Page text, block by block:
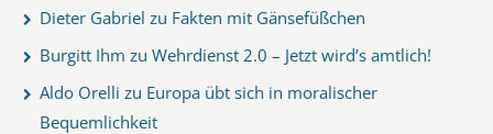
Dieter Gabriel zu Fakten mit Gänsefüßchen
Burgitt Ihm zu Wehrdienst 2.0 – Jetzt wird’s amtlich!
Aldo Orelli zu Europa übt sich in moralischer
Bequemlichkeit